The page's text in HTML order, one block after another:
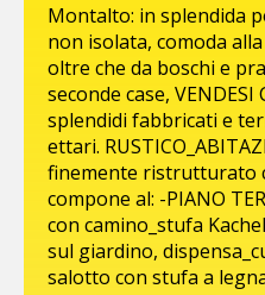
Montalto: in splendida
non isolata, comoda
oltre che da boschi e
seconde case, VENDESI
splendidi fabbricati e
ettari.
finemente ristrutturato
compone al: -PIANO
con camino_stufa
sul giardino,
salotto con stufa a